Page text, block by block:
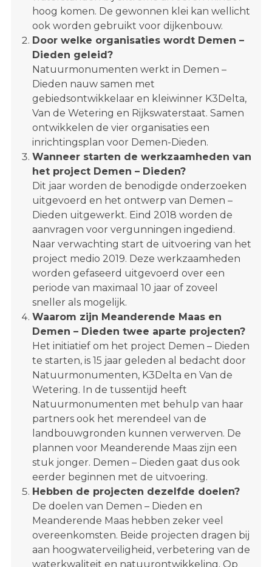
hoog komen. De gewonnen klei kan wellicht
ook worden gebruikt voor dijkenbouw.
Door welke organisaties wordt Demen –
Dieden geleid?
Natuurmonumenten werkt in Demen –
Dieden nauw samen met
gebiedsontwikkelaar en kleiwinner K3Delta,
Van de Wetering en Rijkswaterstaat. Samen
ontwikkelen de vier organisaties een
inrichtingsplan voor Demen-Dieden.
Wanneer starten de werkzaamheden van
het project Demen – Dieden?
Dit jaar worden de benodigde onderzoeken
uitgevoerd en het ontwerp van Demen –
Dieden uitgewerkt. Eind 2018 worden de
aanvragen voor vergunningen ingediend.
Naar verwachting start de uitvoering van het
project medio 2019. Deze werkzaamheden
worden gefaseerd uitgevoerd over een
periode van maximaal 10 jaar of zoveel
sneller als mogelijk.
Waarom zijn Meanderende Maas en
Demen – Dieden twee aparte projecten?
Het initiatief om het project Demen – Dieden
te starten, is 15 jaar geleden al bedacht door
Natuurmonumenten, K3Delta en Van de
Wetering. In de tussentijd heeft
Natuurmonumenten met behulp van haar
partners ook het merendeel van de
landbouwgronden kunnen verwerven. De
plannen voor Meanderende Maas zijn een
stuk jonger. Demen – Dieden gaat dus ook
eerder beginnen met de uitvoering.
Hebben de projecten dezelfde doelen?
De doelen van Demen – Dieden en
Meanderende Maas hebben zeker veel
overeenkomsten. Beide projecten dragen bij
aan hoogwaterveiligheid, verbetering van de
waterkwaliteit en natuurontwikkeling. Op